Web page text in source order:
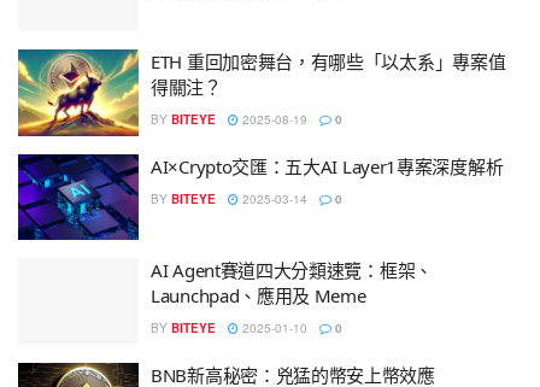
ETH 重回加密舞台，有哪些「以太系」專案值
得關注？
BY BITEYE 2025-08-19 0
AI×Crypto交匯：五大AI Layer1專案深度解析
BY BITEYE 2025-03-14 0
AI Agent賽道四大分類速覽：框架、
Launchpad、應用及 Meme
BY BITEYE 2025-01-10 0
BNB新高秘密：兇猛的幣安上幣效應